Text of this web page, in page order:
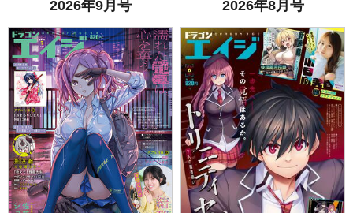
2026年9月号 2026年8月号